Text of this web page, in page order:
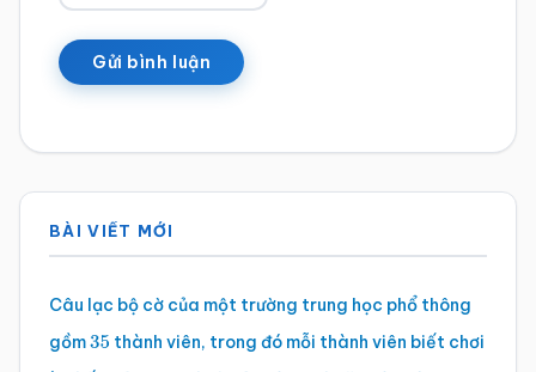
Sidebar
chính
BÀI VIẾT MỚI
Câu lạc bộ cờ của một trường trung học phổ thông
gồm35 thành viên, trong đó mỗi thành viên biết chơi